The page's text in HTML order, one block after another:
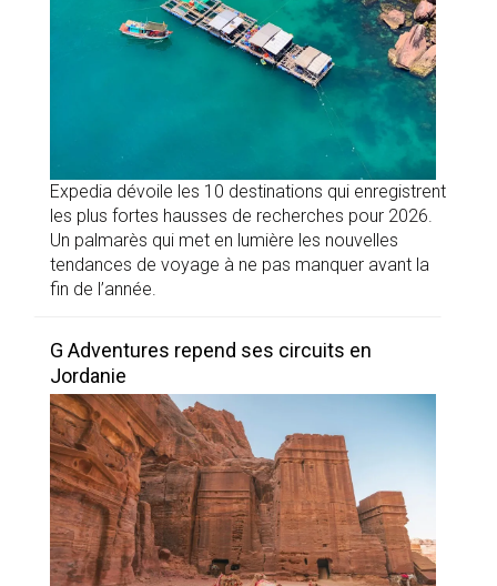
Expedia dévoile les 10 destinations qui enregistrent
les plus fortes hausses de recherches pour 2026.
Un palmarès qui met en lumière les nouvelles
tendances de voyage à ne pas manquer avant la
fin de l’année.
G Adventures repend ses circuits en
Jordanie